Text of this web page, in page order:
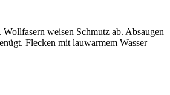
weisen Schmutz ab. Absaugen
Flecken mit lauwarmem Wasser